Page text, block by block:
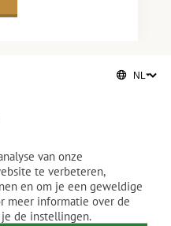
& Capaciteit
van onze
te verbeteren,
en om je een geweldige
meer informatie over de
de instellingen.